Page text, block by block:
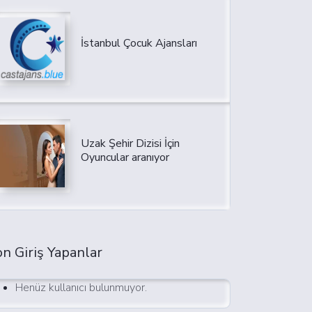
İstanbul Çocuk Ajansları
Uzak Şehir Dizisi İçin
Oyuncular aranıyor
Giriş Yapanlar
Henüz kullanıcı bulunmuyor.